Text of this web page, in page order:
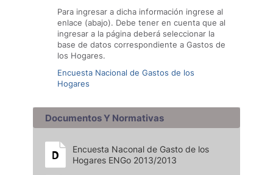
Para ingresar a dicha información ingrese al
enlace (abajo). Debe tener en cuenta que al
ingresar a la página deberá seleccionar la
base de datos correspondiente a Gastos de
los Hogares.
Encuesta Nacional de Gastos de los
Hogares
Documentos Y Normativas
Encuesta Naconal de Gasto de los
Hogares ENGo 2013/2013